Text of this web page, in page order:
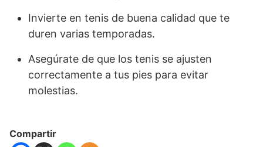
Invierte en tenis de buena calidad que te
duren varias temporadas.
Asegúrate de que los tenis se ajusten
correctamente a tus pies para evitar
molestias.
Compartir